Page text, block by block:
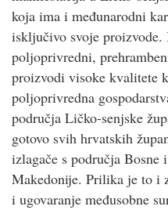
koja ima i međunarodni
isključivo svoje
poljoprivredni,
proizvodi visoke kvalitete
poljoprivredna
područja Ličko-senjske
gotovo svih hrvatskih
izlagače s područja Bosne
Makedonije. Prilika je to i
i ugovaranje međusobne